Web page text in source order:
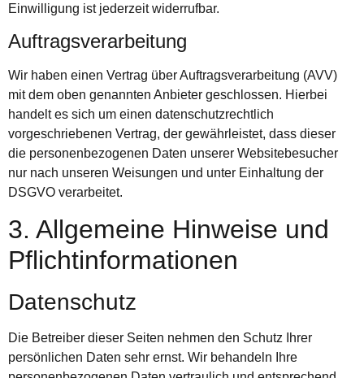
Einwilligung ist jederzeit widerrufbar.
Auftragsverarbeitung
Wir haben einen Vertrag über Auftragsverarbeitung (AVV)
mit dem oben genannten Anbieter geschlossen. Hierbei
handelt es sich um einen datenschutzrechtlich
vorgeschriebenen Vertrag, der gewährleistet, dass dieser
die personenbezogenen Daten unserer Websitebesucher
nur nach unseren Weisungen und unter Einhaltung der
DSGVO verarbeitet.
3. Allgemeine Hinweise und
Pflicht­informationen
Datenschutz
Die Betreiber dieser Seiten nehmen den Schutz Ihrer
persönlichen Daten sehr ernst. Wir behandeln Ihre